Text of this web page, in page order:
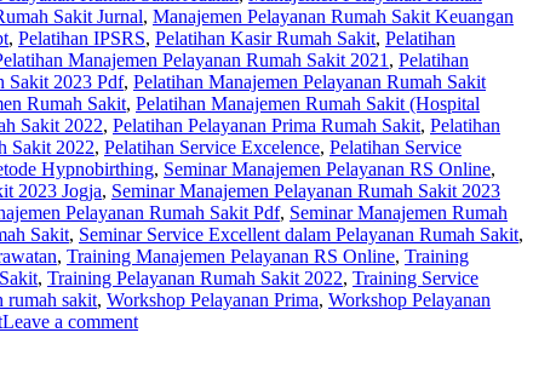
Sakit Jurnal, Manajemen Pelayanan Rumah Sakit Keuangan
, Pelatihan IPSRS, Pelatihan Kasir Rumah Sakit, Pelatihan
Manajemen Pelayanan Rumah Sakit 2021 , Pelatihan
Sakit 2023 Pdf, Pelatihan Manajemen Pelayanan Rumah Sakit
Rumah Sakit, Pelatihan Manajemen Rumah Sakit (Hospital
Sakit 2022, Pelatihan Pelayanan Prima Rumah Sakit, Pelatihan
Sakit 2022, Pelatihan Service Excelence, Pelatihan Service
Hypnobirthing, Seminar Manajemen Pelayanan RS Online,
2023 Jogja, Seminar Manajemen Pelayanan Rumah Sakit 2023
Pelayanan Rumah Sakit Pdf, Seminar Manajemen Rumah
Sakit, Seminar Service Excellent dalam Pelayanan Rumah Sakit,
, Training Manajemen Pelayanan RS Online, Training
, Training Pelayanan Rumah Sakit 2022, Training Service
rumah sakit, Workshop Pelayanan Prima, Workshop Pelayanan
Leave a comment